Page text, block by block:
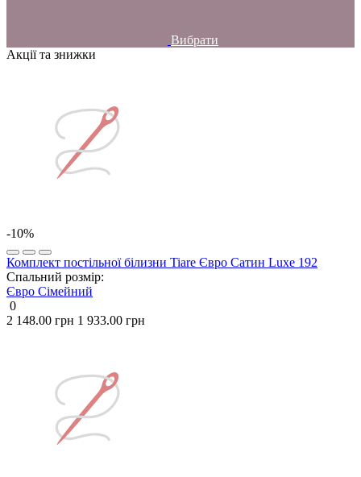
Вибрати
Акції та знижки
-10%
Комплект постільної білизни Tiare Євро Сатин Luxe 192
Спальний розмір:
Євро Сімейний
0
2 148.00 грн 1 933.00 грн